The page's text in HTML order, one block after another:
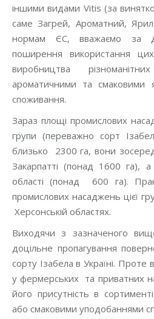
іншими видами Vitis (за
саме Загрей, Ароматний,
нормам ЄС, вважаємо за
поширення використання
виробництва
ароматичними та смаковими
споживання.
Зараз площі промислових
групи (переважно сорт
близько 2300 га, вони
Закарпатті (понад 1600 га),
області (понад 600 га).
промислових насаджень цієї
Херсонській областях.
Виходячи з зазначеного
доцільне пропагування
сорту Ізабела в Україні. Проте
у фермерських та приватних
його присутність в
або смаковими уподобаннями